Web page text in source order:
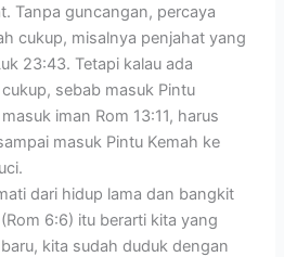
Tanpa guncangan, percaya
cukup, misalnya penjahat yang
23:43. Tetapi kalau ada
sebab masuk Pintu
iman Rom 13:11, harus
masuk Pintu Kemah ke
dari hidup lama dan bangkit
6:6) itu berarti kita yang
kita sudah duduk dengan